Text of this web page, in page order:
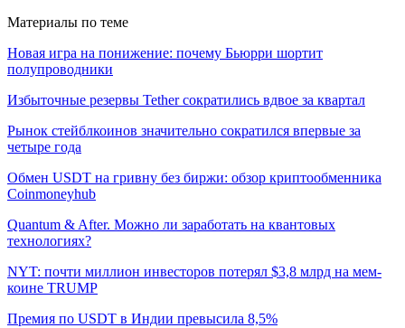
Материалы по теме
Новая игра на понижение: почему Бьюрри шортит
полупроводники
Избыточные резервы Tether сократились вдвое за квартал
Рынок стейблкоинов значительно сократился впервые за
четыре года
Обмен USDT на гривну без биржи: обзор криптообменника
Coinmoneyhub
Quantum & After. Можно ли заработать на квантовых
технологиях?
NYT: почти миллион инвесторов потерял $3,8 млрд на мем-
коине TRUMP
Премия по USDT в Индии превысила 8,5%